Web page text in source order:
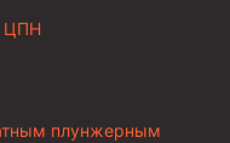
ЦПН
плунжерным